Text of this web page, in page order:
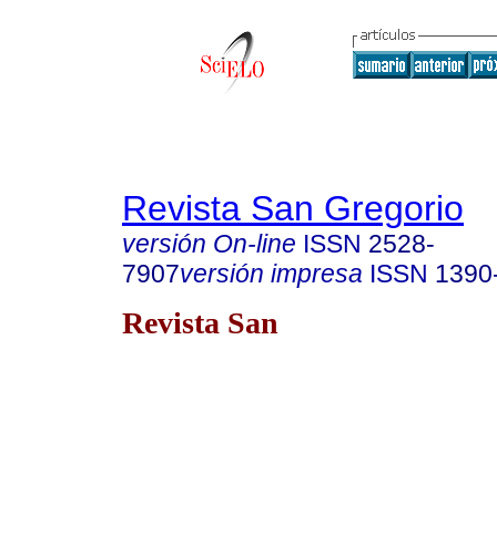
Revista San Gregorio
versión On-line ISSN 2528-
7907versión impresa ISSN
Revista San